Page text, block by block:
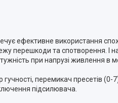
ефективне використання
та спотворення. І
при напрузі живлення в
перемикач пресетів (0-
підсилювача.